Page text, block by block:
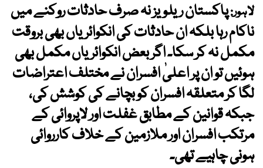
لاہور:پاکستان ریلویز نہ صرف حادثات روکنے میں
ناکام رہا بلکہ ان حادثات کی انکوائریاں بھی بروقت
مکمل نہ کر سکا۔ اگر بعض انکوائریاں مکمل بھی
ہوئیں تو ان پر اعلیٰ افسران نے مختلف اعتراضات
لگا کر متعلقہ افسران کو بچانے کی کوشش کی،
جبکہ قوانین کے مطابق غفلت اور لاپروائی کے
مرتکب افسران اور ملازمین کے خلاف کارروائی
ہونی چاہیے تھی۔